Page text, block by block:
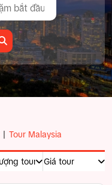
| Tour Malaysia